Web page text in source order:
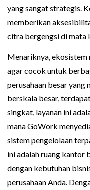
yang sangat strategis.
memberikan
citra bergengsi di mata
Menariknya, ekosistem
agar cocok untuk
perusahaan besar yang
berskala besar,
singkat, layanan ini
mana GoWork
sistem pengelolaan
ini adalah ruang kantor
dengan kebutuhan
perusahaan Anda.